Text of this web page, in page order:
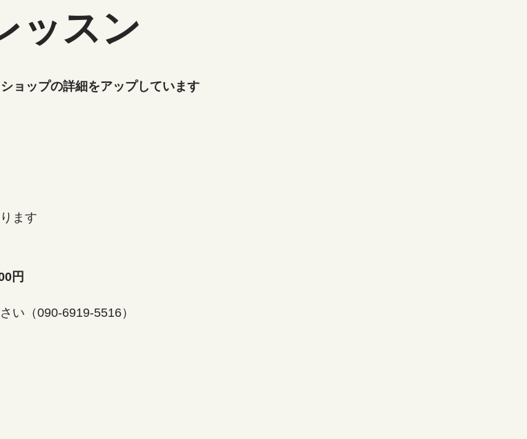
ッスン
ョップの詳細をアップしています
ます
円
い（090-6919-5516）